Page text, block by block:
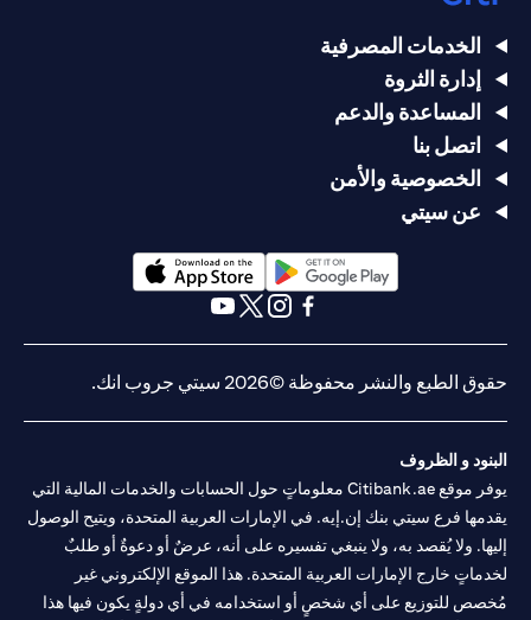
الخدمات المصرفية
إدارة الثروة
المساعدة والدعم
اتصل بنا
الخصوصية والأمن
عن سيتي
opens in a new tab
opens in a new tab
حقوق الطبع والنشر محفوظة ©2026 سيتي جروب انك.
البنود و الظروف
يوفر موقع Citibank.ae معلوماتٍ حول الحسابات والخدمات المالية التي
يقدمها فرع سيتي بنك إن.إيه. في الإمارات العربية المتحدة، ويتيح الوصول
إليها. ولا يُقصد به، ولا ينبغي تفسيره على أنه، عرضٌ أو دعوةٌ أو طلبٌ
لخدماتٍ خارج الإمارات العربية المتحدة. هذا الموقع الإلكتروني غير
مُخصص للتوزيع على أي شخصٍ أو استخدامه في أي دولةٍ يكون فيها هذا